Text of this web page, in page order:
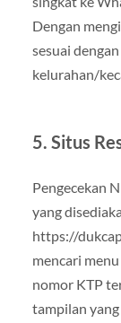
Dengan
sesuai
kelurahan/
5. Situs
Pengecekan
yang
https://
mencari
nomor KTP
tampilan yang